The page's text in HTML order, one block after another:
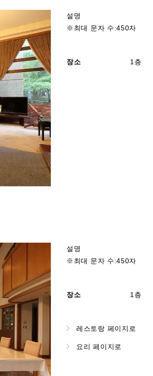
설명
※최대 문자 수:450자
장소 1층
설명
※최대 문자 수:450자
장소 1층
레스토랑 페이지로
요리 페이지로